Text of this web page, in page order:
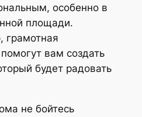
особенно в
площади.
грамотная
вам создать
будет радовать
не бойтесь